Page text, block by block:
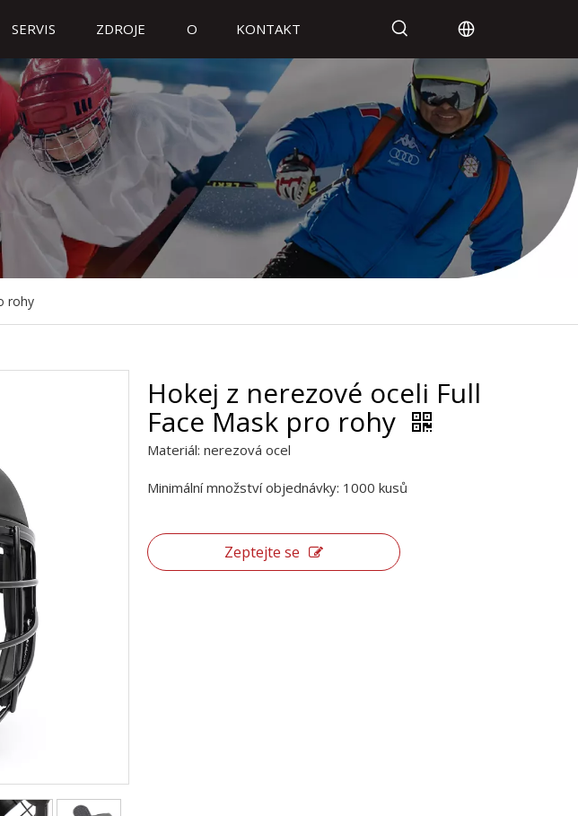
SERVIS ZDROJE O KONTAKT
rohy
Hokej z nerezové oceli Full
Face Mask pro rohy
Materiál: nerezová ocel
Minimální množství objednávky: 1000 kusů
Zeptejte se